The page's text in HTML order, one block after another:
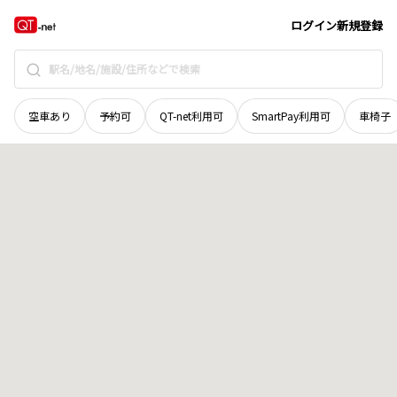
ログイン新規登録
空車あり 予約可 QT-net利用可 SmartPay利用可 車椅子
和歌山県